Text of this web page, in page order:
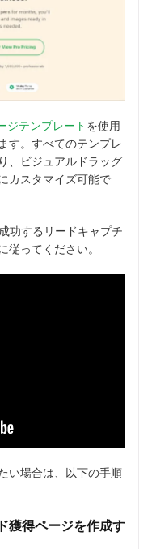
ジテンプレート を使用
す。すべてのテンプレ
、ビジュアルドラッグ
カスタマイズ可能で
功するリードキャプチ
従ってください。
い場合は、以下の手順
獲得ページを作成す